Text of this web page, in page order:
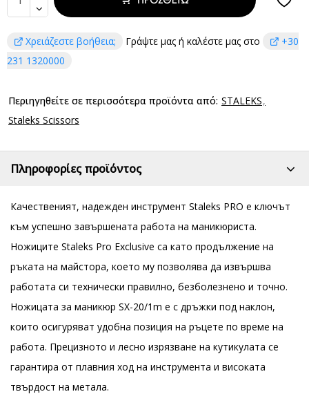
Χρειάζεστε βοήθεια; Γράψτε μας ή καλέστε μας στο
+30
231 1320000
Περιηγηθείτε σε περισσότερα προϊόντα από: STALEKS
Staleks Scissors
Πληροφορίες προϊόντος
Качественият, надежден инструмент Staleks PRO е ключът
към успешно завършената работа на маникюристa.
Ножиците Staleks Pro Exclusive са като продължение на
ръката на майстора, което му позволява да извършва
работата си технически правилно, безболезнено и точно.
Ножицата за маникюр SX-20/1m е с дръжки под наклон,
които осигуряват удобна позиция на ръцете по време на
работа. Прецизното и лесно изрязване на кутикулата се
гарантира от плавния ход на инструмента и високата
твърдост на метала.